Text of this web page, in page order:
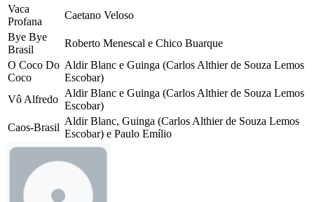
Vaca
Profana
Caetano Veloso
Bye Bye
Brasil
Roberto Menescal e Chico Buarque
O Coco Do
Coco
Aldir Blanc e Guinga (Carlos Althier de Souza Lemos
Escobar)
Vô Alfredo
Aldir Blanc e Guinga (Carlos Althier de Souza Lemos
Escobar)
Caos-Brasil
Aldir Blanc, Guinga (Carlos Althier de Souza Lemos
Escobar) e Paulo Emílio